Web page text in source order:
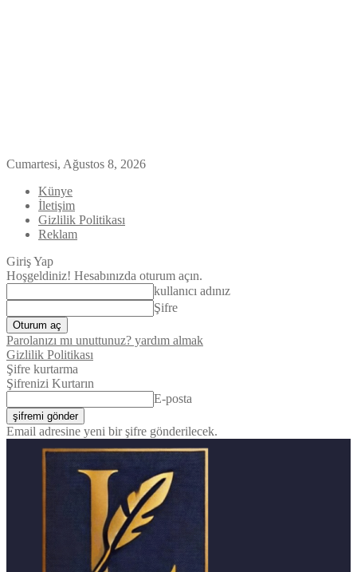
Cumartesi, Ağustos 8, 2026
Künye
İletişim
Gizlilik Politikası
Reklam
Giriş Yap
Hoşgeldiniz! Hesabınızda oturum açın.
kullanıcı adınız
Şifre
Parolanızı mı unuttunuz? yardım almak
Gizlilik Politikası
Şifre kurtarma
Şifrenizi Kurtarın
E-posta
Email adresine yeni bir şifre gönderilecek.